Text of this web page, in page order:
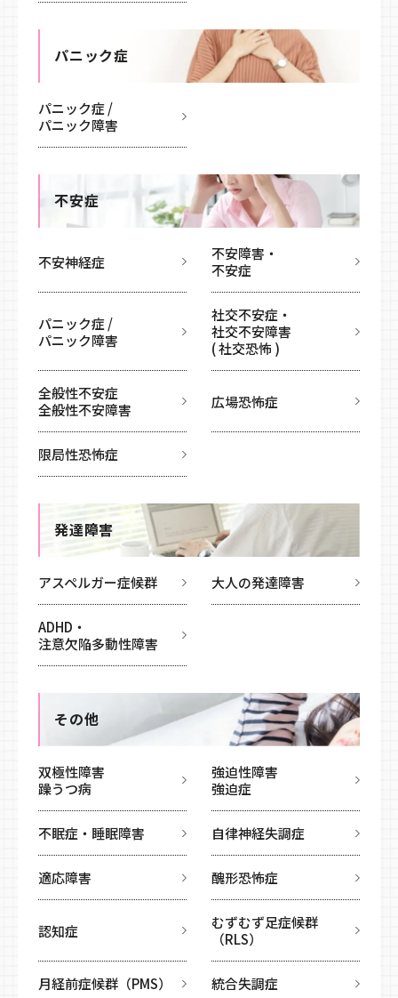
パニック症
パニック症 /
パニック障害
不安症
不安神経症
不安障害・
不安症
パニック症 /
パニック障害
社交不安症・
社交不安障害
( 社交恐怖 )
全般性不安症
全般性不安障害
広場恐怖症
限局性恐怖症
発達障害
アスペルガー症候群 大人の発達障害
ADHD・
注意欠陥多動性障害
その他
双極性障害
躁うつ病
強迫性障害
強迫症
不眠症・睡眠障害 自律神経失調症
適応障害 醜形恐怖症
認知症
むずむず足症候群
（RLS）
月経前症候群（PMS） 統合失調症